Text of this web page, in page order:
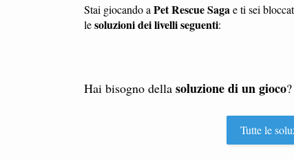
Stai giocando a Pet Rescue Sagae ti sei
lesoluzioni dei livelli seguenti:
Hai bisogno della soluzione di un gioco?
Tutte le